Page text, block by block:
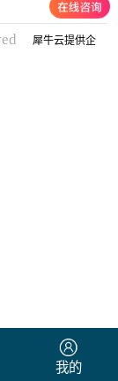
犀牛云提供企
我的